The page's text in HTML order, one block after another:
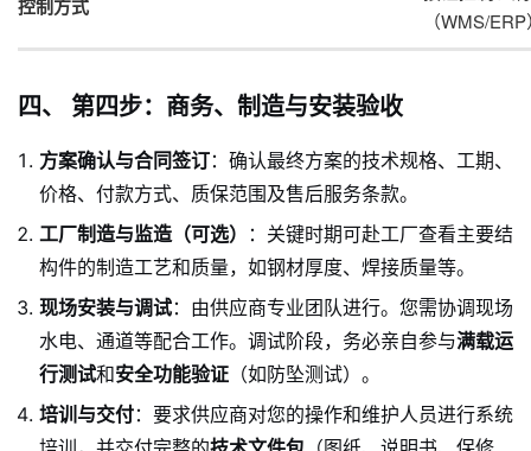
控制方式
（WMS/
四、 第四步：商务、制造与安装验收
方案确认与合同签订：确认最终方案的技术规格、工期、
价格、付款方式、质保范围及售后服务条款。
工厂制造与监造（可选）
：关键时期可赴工厂查看主要结
构件的制造工艺和质量，如钢材厚度、焊接质量等。
现场安装与调试：由供应商专业团队进行。您需协调现场
水电、通道等配合工作。调试阶段，务必亲自参与满载运
行测试和安全功能验证 （如防坠测试）。
培训与交付：要求供应商对您的操作和维护人员进行系统